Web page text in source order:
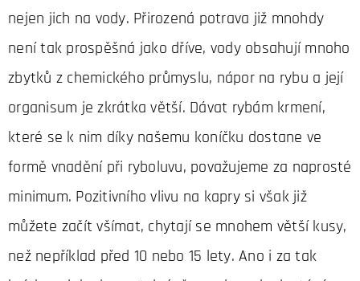
nejen jich na vody. Přirozená potrava již mnohdy
není tak prospěšná jako dříve, vody obsahují mnoho
zbytků z chemického průmyslu, nápor na rybu a její
organisum je zkrátka větší. Dávat rybám krmení,
které se k nim díky našemu koníčku dostane ve
formě vnadění při ryboluvu, považujeme za naprosté
minimum. Pozitivního vlivu na kapry si však již
můžete začít všímat, chytají se mnohem větší kusy,
než nepříklad před 10 nebo 15 lety. Ano i za tak